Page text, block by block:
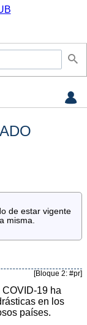
de estar vigente
misma.
[Bloque 2: #pr]
19 ha
en los
países.